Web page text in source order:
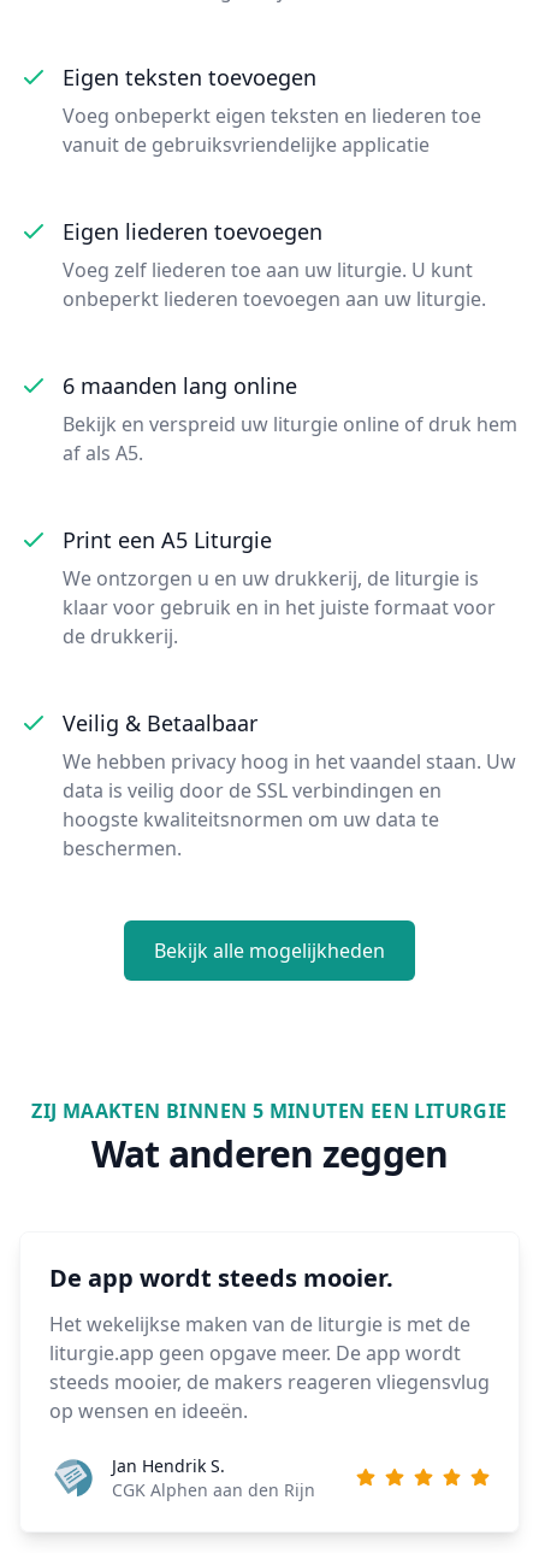
Eigen teksten toevoegen
Voeg onbeperkt eigen teksten en liederen toe
vanuit de gebruiksvriendelijke applicatie
Eigen liederen toevoegen
Voeg zelf liederen toe aan uw liturgie. U kunt
onbeperkt liederen toevoegen aan uw liturgie.
6 maanden lang online
Bekijk en verspreid uw liturgie online of druk hem
af als A5.
Print een A5 Liturgie
We ontzorgen u en uw drukkerij, de liturgie is
klaar voor gebruik en in het juiste formaat voor
de drukkerij.
Veilig & Betaalbaar
We hebben privacy hoog in het vaandel staan. Uw
data is veilig door de SSL verbindingen en
hoogste kwaliteitsnormen om uw data te
beschermen.
Bekijk alle mogelijkheden
ZIJ MAAKTEN BINNEN 5 MINUTEN EEN LITURGIE
Wat anderen zeggen
De app wordt steeds mooier.
Het wekelijkse maken van de liturgie is met de
liturgie.app geen opgave meer. De app wordt
steeds mooier, de makers reageren vliegensvlug
op wensen en ideeën.
Jan Hendrik S.
CGK Alphen aan den Rijn